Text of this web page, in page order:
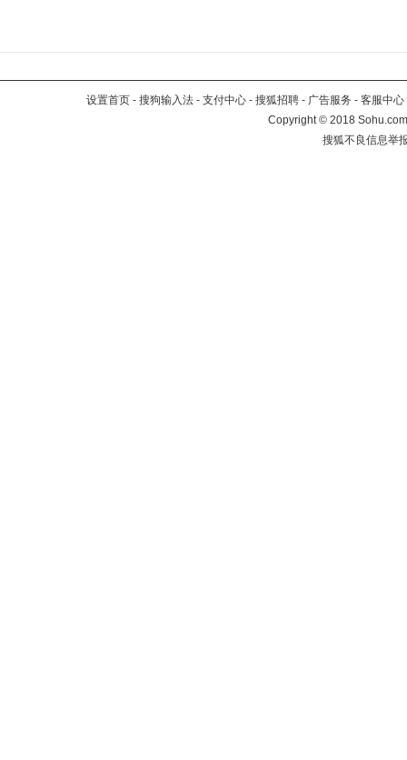
设置首页 - 搜狗输入法 - 支付中心 - 搜狐招聘 - 广告服务 - 客服中心
Copyright©2018
搜狐不良信息举